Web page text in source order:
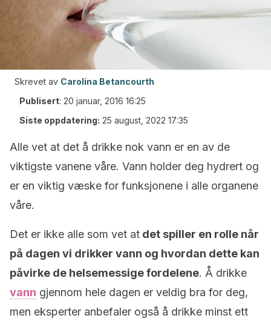
Skrevet av Carolina Betancourth
Publisert: 20 januar, 2016 16:25
Siste oppdatering: 25 august, 2022 17:35
Alle vet at det å drikke nok vann er en av de
viktigste vanene våre. Vann holder deg hydrert og
er en viktig væske for funksjonene i alle organene
våre.
Det er ikke alle som vet at det spiller en rolle når
på dagen vi drikker vann og hvordan dette kan
påvirke de helsemessige fordelene. Å drikke
vann gjennom hele dagen er veldig bra for deg,
men eksperter anbefaler også å drikke minst ett